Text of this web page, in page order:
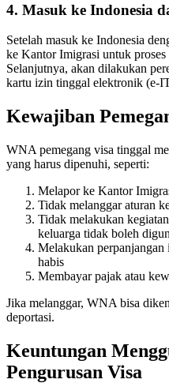
4. Masuk ke Indonesia
Setelah masuk ke Indonesia
ke Kantor Imigrasi untuk
Selanjutnya, akan dilakukan
kartu izin tinggal elektronik (e-
Kewajiban
WNA pemegang visa tinggal
yang harus dipenuhi, seperti:
Melapor ke Kantor
Tidak melanggar aturan
Tidak melakukan
keluarga tidak boleh
Melakukan perpanjangan
habis
Membayar pajak atau
Jika melanggar, WNA bisa
deportasi.
Keuntungan
Pengurusan Visa